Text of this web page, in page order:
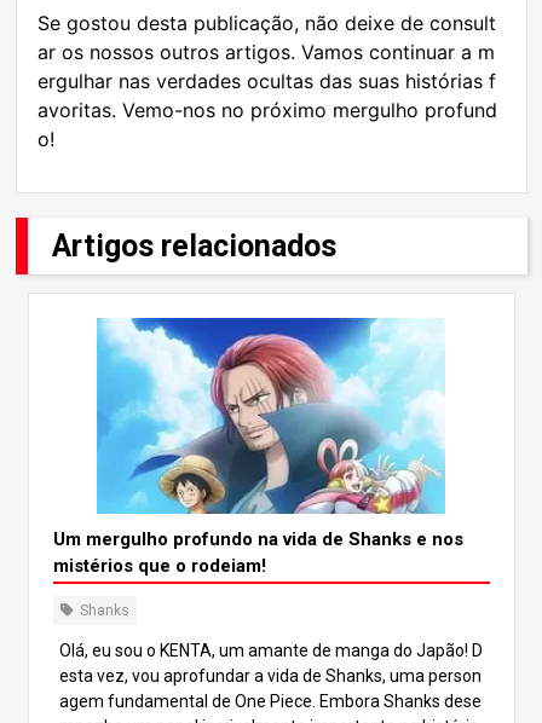
Se gostou desta publicação, não deixe de consult
ar os nossos outros artigos. Vamos continuar a m
ergulhar nas verdades ocultas das suas histórias f
avoritas. Vemo-nos no próximo mergulho profund
o!
Artigos relacionados
Um mergulho profundo na vida de Shanks e nos
mistérios que o rodeiam!
Shanks
Olá, eu sou o KENTA, um amante de manga do Japão! D
esta vez, vou aprofundar a vida de Shanks, uma person
agem fundamental de One Piece. Embora Shanks dese